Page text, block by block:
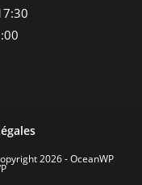
2026 - OceanWP